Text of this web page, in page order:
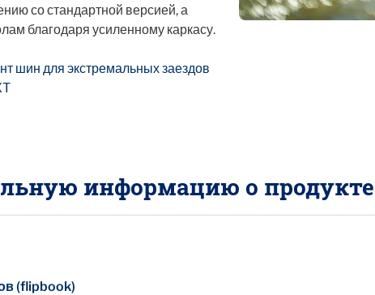
со стандартной версией, а
благодаря усиленному каркасу.
шин для экстремальных заездов
информацию о продукте
(flipbook)